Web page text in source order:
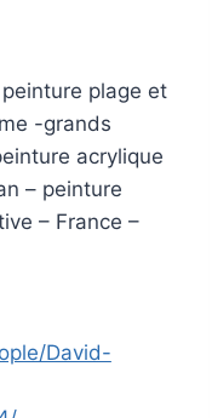
plage et
-grands
acrylique
– peinture
– France –
David-